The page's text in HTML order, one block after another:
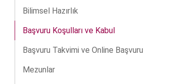
Bilimsel Hazırlık
Başvuru Koşulları ve Kabul
Başvuru Takvimi ve Online Başvuru
Mezunlar